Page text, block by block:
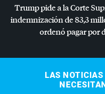
Trump pide a la Corte
indemnización de 83,3
ordenó pagar por
LAS